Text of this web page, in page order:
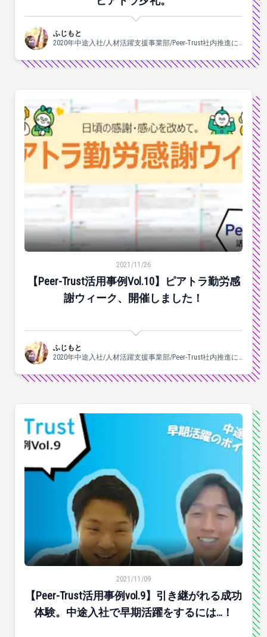
ふじもと
2020年中途入社/人材活躍支援事業部/Peer-Trust社内推進に
【Peer-Trust活用事例Vol.10】ピアトラ勤労感謝ウィーク
2021/11/26
【Peer-Trust活用事例Vol.10】ピアトラ勤労感
謝ウィーク、開催しました！
ふじもと
2020年中途入社/人材活躍支援事業部/Peer-Trust社内推進に
【Peer-Trust活用事例vol.9】引き継がれる成功体験。中
2021/11/09
【Peer-Trust活用事例vol.9】引き継がれる成功
体験。中途入社で早期活躍をするには…！